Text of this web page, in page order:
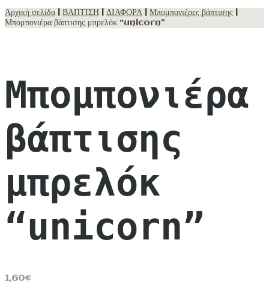
Αρχική σελίδα ΒΑΠΤΙΣΗ ΔΙΑΦΟΡΑ Μπομπονιέρες βάπτισης
Μπομπονιέρα βάπτισης μπρελόκ “unicorn”
Μπομπονιέρα
βάπτισης
μπρελόκ
“unicorn”
1,60€